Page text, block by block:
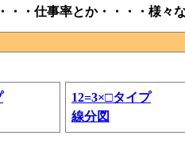
・仕事率とか・・・・様々
12=3×□タイプ
線分図